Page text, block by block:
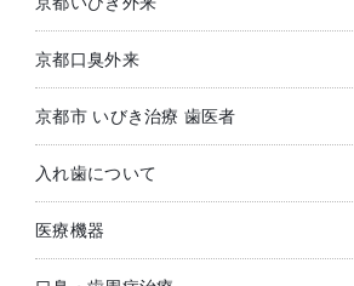
京都口臭外来
京都市 いびき治療 歯医者
入れ歯について
医療機器